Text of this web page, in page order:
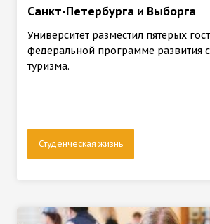
Санкт-Петербурга и Выборга
Университет разместил пятерых
федеральной программе развития
туризма.
Студенческая жизнь